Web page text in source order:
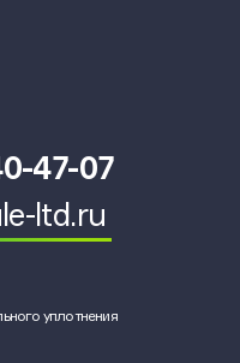
47-07
ltd.ru
уплотнения